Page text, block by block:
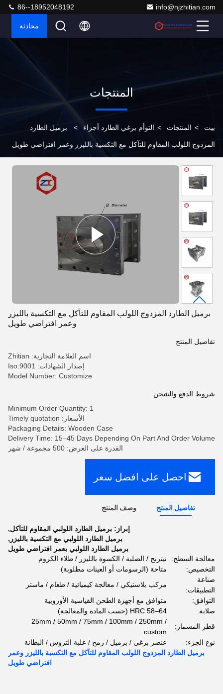
info@njzhitian.com
86--18952048192
محادثة
المنتجات
بيت > المنتجات > التوأم برغي الطارد أجزاء > برميل الطارد
المزدوج اللولب المقاوم للتآكل مع التكسية بالليزر وعمر افتراضي طويل
برميل الطارد المزدوج اللولب المقاوم للتآكل مع التكسية بالليزر
وعمر افتراضي طويل
تفاصيل المنتج
اسم العلامة التجارية: Zhitian
إصدار الشهادات: Iso:9001
Model Number: Customize
شروط الدفع والشحن
Minimum Order Quantity: 1
الأسعار: Timely quotation
Packaging Details: Wooden Case
Delivery Time: 15–45 Days Depending On Part And Order Volume
القدرة على العرض: 500 مجموعة / شهر
احصل على افضل سعر
تفاصيل المنتج وصف المنتج
إبراز: برميل الطارد اللولبي المقاوم للتآكل,
برميل الطارد اللولبي مع التكسية بالليزر ,
برميل الطارد اللولبي بعمر افتراضي طويل
معالجة السطح:
نيترنج / الصلبة / الكسوة بالليزر / طلاء الكروم
التخصيص:
متاحة (الرسومات أو العينات مطلوبة)
صناعة
التطبيقات:
مركب بلاستيكي / معالجة كيميائية / طعام / ماستر
التوافق:
متوافق مع أجهزة الطحن القياسية الأوروبية
صلابة:
HRC 58–64 (حسب المادة والمعالجة)
قطر المسمار:
25mm / 50mm / 75mm / 100mm / 250mm /
custom
نوع الجزء:
عنصر برغي / برميل / رمح / علبة التروس / البطانة
برميل الطارد المزدوج اللولب المقاوم للتآكل مع التكسية بالليزر وعمر
افتراضي طويل